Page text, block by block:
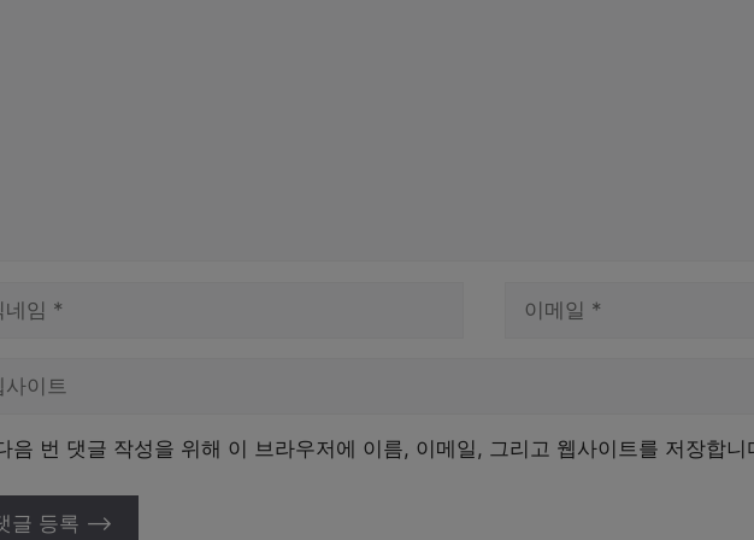
음 번 댓글 작성을 위해 이 브라우저에 이름, 이메일, 그리고 웹사이트를 저장합니